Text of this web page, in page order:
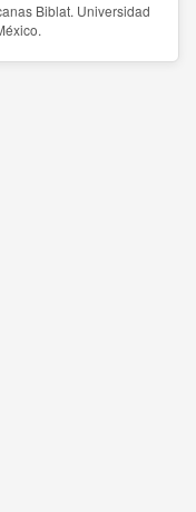
Biblat. Universidad